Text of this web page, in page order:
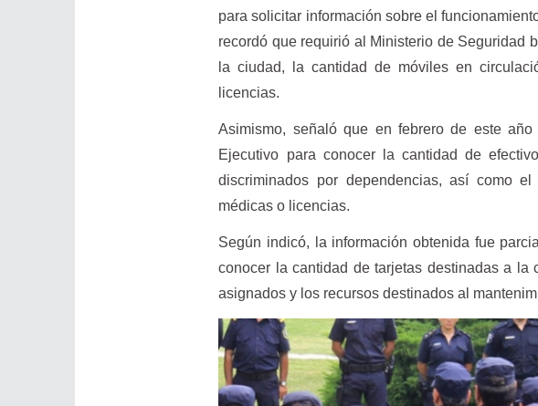
para solicitar información sobre el
recordó que requirió al Ministerio de Seguridad
la ciudad, la cantidad de móviles en
licencias.
Asimismo, señaló que en febrero de este
Ejecutivo para conocer la cantidad de
discriminados por dependencias, así como
médicas o licencias.
Según indicó, la información obtenida fue
conocer la cantidad de tarjetas destinadas a la
asignados y los recursos destinados al